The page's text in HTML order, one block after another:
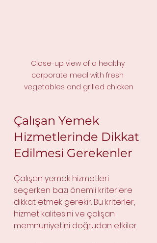
Close-up view of a healthy
corporate meal with fresh
vegetables and grilled chicken
Çalışan Yemek
Hizmetlerinde Dikkat
Edilmesi Gerekenler
Çalışan yemek hizmetleri
seçerken bazı önemli kriterlere
dikkat etmek gerekir. Bu kriterler,
hizmet kalitesini ve çalışan
memnuniyetini doğrudan etkiler.